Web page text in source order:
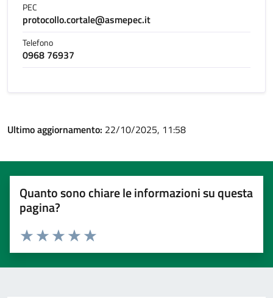
PEC
protocollo.cortale@asmepec.it
Telefono
0968 76937
Ultimo aggiornamento: 22/10/2025, 11:58
Quanto sono chiare le informazioni su questa
pagina?
Valuta 5 stelle su 5
Valuta 4 stelle su 5
Valuta 3 stelle su 5
Valuta 2 stelle su 5
Valuta 1 stelle su 5